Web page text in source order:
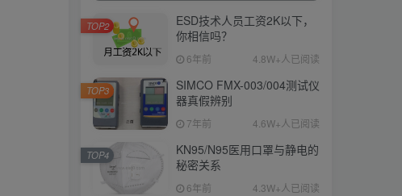
ESD技术人员工资2K以下，
你相信吗？
6年前 4.8W+人已阅读
TOP2
SIMCO FMX-003/004测试仪
器真假辨别
7年前 4.6W+人已阅读
TOP3
KN95/N95医用口罩与静电的
秘密关系
6年前 4.3W+人已阅读
TOP4